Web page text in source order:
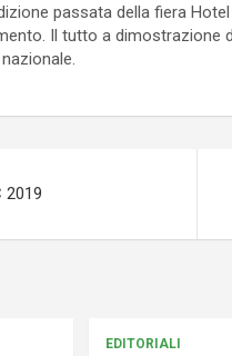
passata della fiera
Il tutto a dimostrazione
2019
EDITORIALI